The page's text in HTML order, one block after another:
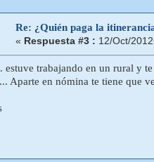
Re: ¿Quién paga la
« Respuesta #3 : 12/Oct/
estuve trabajando en un rural y
Aparte en nómina te tiene que